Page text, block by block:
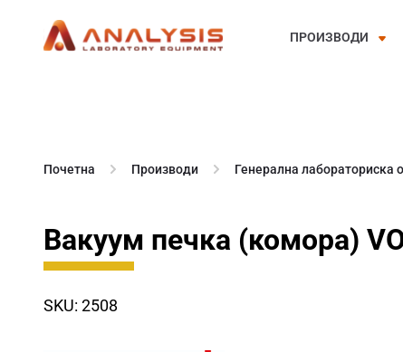
ПРОИЗВОДИ
Почетна Производи Генерална лабораториска
Вакуум печка (комора)
SKU: 2508